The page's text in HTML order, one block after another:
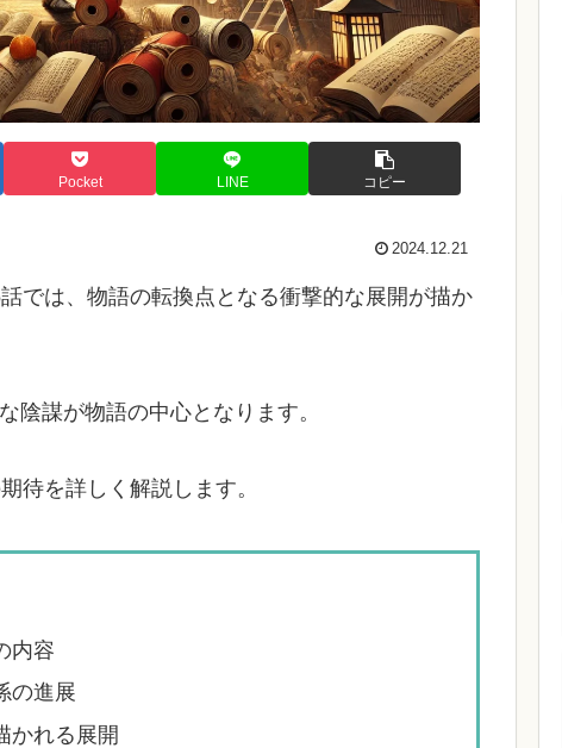
Pocket LINE コピー
2024.12.21
では、物語の転換点となる衝撃的な展開が描か
陰謀が物語の中心となります。
待を詳しく解説します。
内容
の進展
かれる展開